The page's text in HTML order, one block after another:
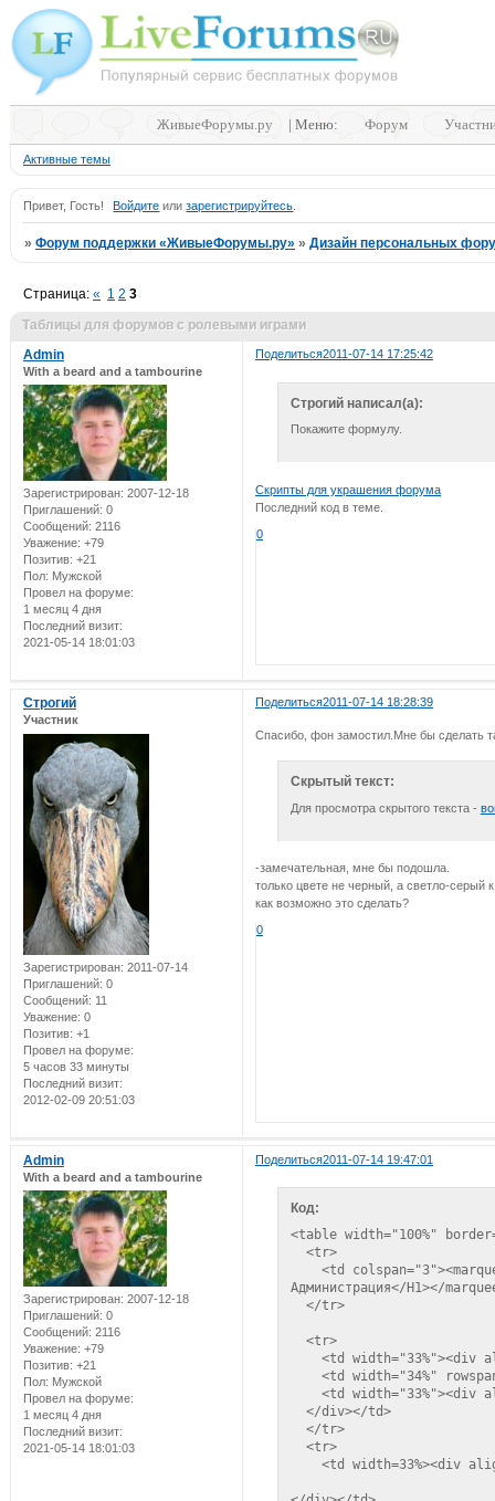
ЖивыеФорумы.ру | Меню: Форум
Активные темы
Привет, Гость! Войдите илизарегистрируйтесь
»Форум поддержки «ЖивыеФорумы.ру» »Дизайн персональных
Таблицы для форумов с ролевыми играми
Страница:« 1 2 3
Поделиться2011-07-14 17:25:42
Admin
With a beard and a tambourine
Зарегистрирован: 2007-12-18
Приглашений: 0
Сообщений: 2116
Уважение: +79
Позитив: +21
Пол: Мужской
Провел на форуме:
1 месяц 4 дня
Последний визит:
2021-05-14 18:01:03
Строгий написал(а):
Покажите формулу.
Скрипты для украшения форума
Последний код в теме.
0
Поделиться2011-07-14 18:28:39
Строгий
Участник
Зарегистрирован: 2011-07-14
Приглашений: 0
Сообщений: 11
Уважение: 0
Позитив: +1
Провел на форуме:
5 часов 33 минуты
Последний визит:
2012-02-09 20:51:03
Спасибо, фон замостил.Мне бы сделать
Скрытый текст:
Для просмотра скрытого текста -
-замечательная, мне бы подошла.
только цвете не черный, а светло-серый
как возможно это сделать?
0
Поделиться2011-07-14 19:47:01
Admin
With a beard and a tambourine
Зарегистрирован: 2007-12-18
Приглашений: 0
Сообщений: 2116
Уважение: +79
Позитив: +21
Пол: Мужской
Провел на форуме:
1 месяц 4 дня
Последний визит:
2021-05-14 18:01:03
Код:
<table width="100%"
  <tr>
<td
Администрация</H1></
  </tr>
  <tr>
<td width="33%"><div
<td width="34%"
<td width="33%"><div
  </div></td>
  </tr>
  <tr>
<td width=33%><div